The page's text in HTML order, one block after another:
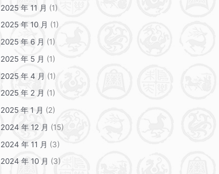
2025 年 11 月 (1)
2025 年 10 月 (1)
2025 年 6 月 (1)
2025 年 5 月 (1)
2025 年 4 月 (1)
2025 年 2 月 (1)
2025 年 1 月 (2)
2024 年 12 月 (15)
2024 年 11 月 (3)
2024 年 10 月 (3)